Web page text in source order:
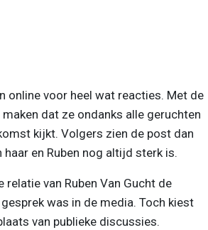
online voor heel wat reacties. Met de
dat ze ondanks alle geruchten
kijkt. Volgers zien de post dan
en Ruben nog altijd sterk is.
van Ruben Van Gucht de
was in de media. Toch kiest
van publieke discussies.